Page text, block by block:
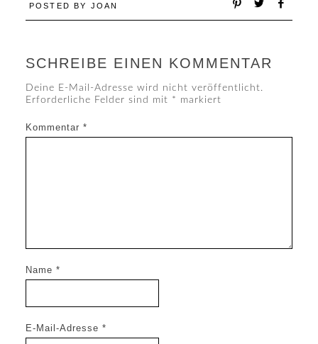
POSTED BY JOAN
SCHREIBE EINEN KOMMENTAR
Deine E-Mail-Adresse wird nicht veröffentlicht.
Erforderliche Felder sind mit * markiert
Kommentar *
Name *
E-Mail-Adresse *